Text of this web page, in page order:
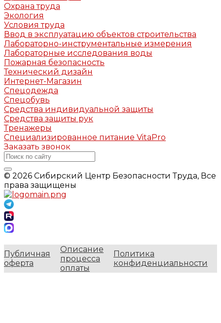
Охрана труда
Экология
Условия труда
Ввод в эксплуатацию объектов строительства
Лабораторно-инструментальные измерения
Лабораторные исследования воды
Пожарная безопасность
Технический дизайн
Интернет-Магазин
Спецодежда
Спецобувь
Средства индивидуальной защиты
Средства защиты рук
Тренажеры
Специализированное питание VitaPro
Заказать звонок
© 2026 Сибирский Центр Безопасности Труда, Все
права защищены
Публичная
оферта
Описание
процесса
оплаты
Политика
конфиденциальности